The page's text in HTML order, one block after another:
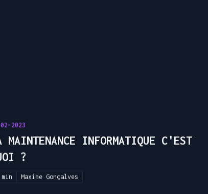
2023
MAINTENANCE INFORMATIQUE C'EST
?
Maxime Gonçalves